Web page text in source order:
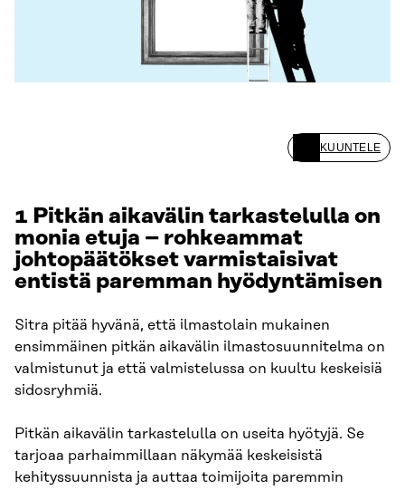
KUUNTELE
1 Pitkän aikavälin tarkastelulla on
monia etuja – rohkeammat
johtopäätökset varmistaisivat
entistä paremman hyödyntämisen
Sitra pitää hyvänä, että ilmastolain mukainen
ensimmäinen pitkän aikavälin ilmastosuunnitelma on
valmistunut ja että valmistelussa on kuultu keskeisiä
sidosryhmiä.
Pitkän aikavälin tarkastelulla on useita hyötyjä. Se
tarjoaa parhaimmillaan näkymää keskeisistä
kehityssuunnista ja auttaa toimijoita paremmin